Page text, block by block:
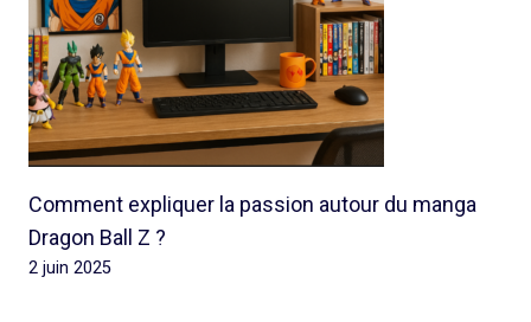
Comment expliquer la passion autour du manga
Dragon Ball Z ?
2 juin 2025